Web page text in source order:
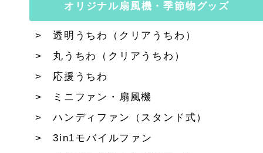
オリジナル扇風機・季節物グッズ
透明うちわ（クリアうちわ）
丸うちわ（クリアうちわ）
応援うちわ
ミニファン・扇風機
ハンディファン（スタンド式）
3in1モバイルファン